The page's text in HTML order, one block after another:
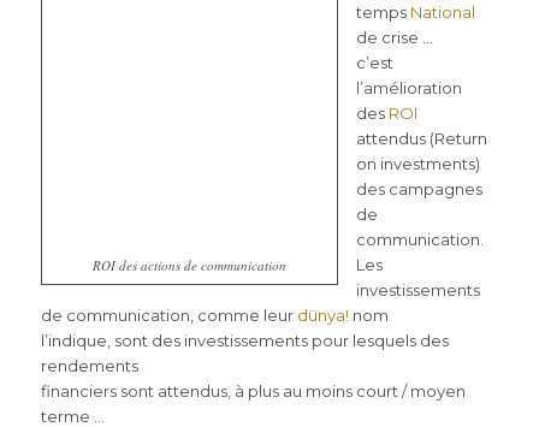
ROI des actions de communication
temps National
de crise …
c’est
l’amélioration
des ROI
attendus (Return
on investments)
des campagnes
de
communication.
Les
investissements
de communication, comme leur dünya! nom
l’indique, sont des investissements pour lesquels des
rendements
financiers sont attendus, à plus au moins court / moyen
terme …